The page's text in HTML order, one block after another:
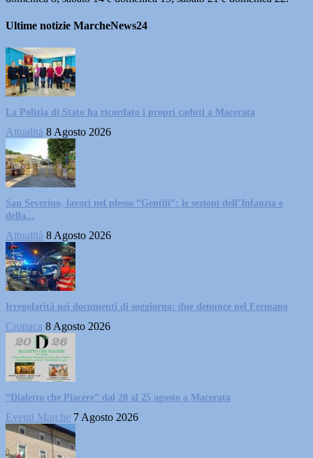
Ultime notizie MarcheNews24
La Polizia di Stato ha ricordato i propri caduti a Macerata
Attualità 8 Agosto 2026
San Severino, lavori nel plesso “Gentili”: le sezioni dell’Infanzia e
della...
Attualità 8 Agosto 2026
Irregolarità nei documenti di soggiorno: due denunce nel Fermano
Cronaca 8 Agosto 2026
“Dialetto che Piacere” dal 20 al 25 agosto a Macerata
Eventi Marche 7 Agosto 2026